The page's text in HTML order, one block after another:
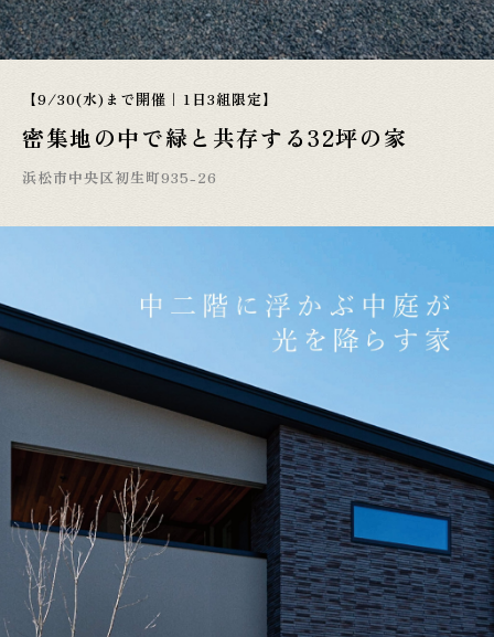
【9/30(水)まで開催｜1日3組限定】
密集地の中で緑と共存する32坪の家
浜松市中央区初生町935-26